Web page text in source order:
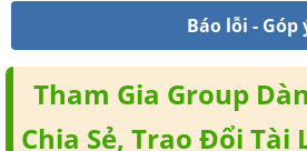
Báo lỗi - Góp
Tham Gia Group
Chia Sẻ, Trao Đổi Tài